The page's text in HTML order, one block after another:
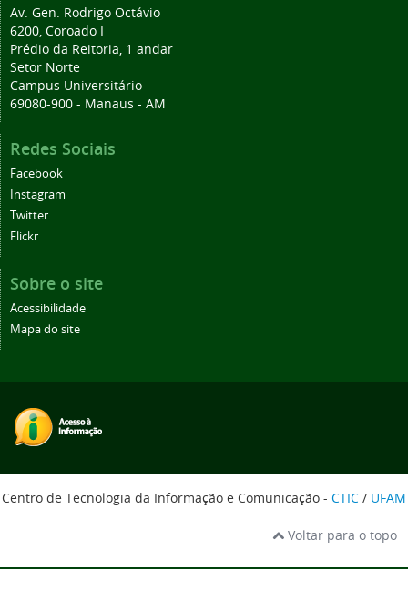
Av. Gen. Rodrigo Octávio
6200, Coroado I
Prédio da Reitoria, 1 andar
Setor Norte
Campus Universitário
69080-900 - Manaus - AM
Redes Sociais
Facebook
Instagram
Twitter
Flickr
Sobre o site
Acessibilidade
Mapa do site
Centro de Tecnologia da Informação e Comunicação - CTIC / UFAM
Voltar para o topo